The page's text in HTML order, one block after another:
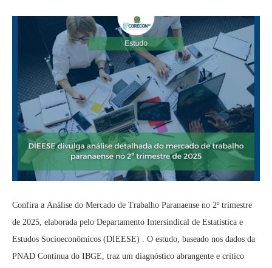
Confira a Análise do Mercado de Trabalho Paranaense no 2º trimestre
de 2025, elaborada pelo Departamento Intersindical de Estatística e
Estudos Socioeconômicos (DIEESE) . O estudo, baseado nos dados da
PNAD Contínua do IBGE, traz um diagnóstico abrangente e crítico